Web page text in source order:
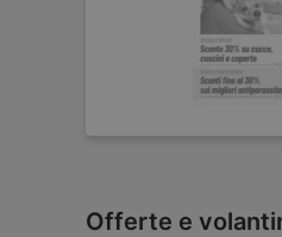
Offerte e